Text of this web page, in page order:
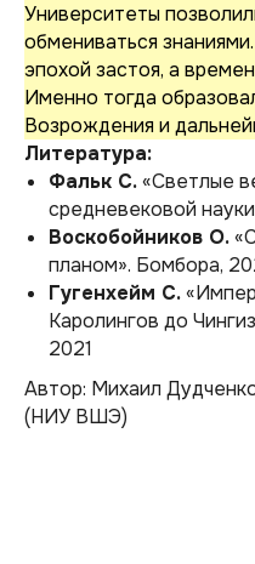
Университеты
обмениваться
эпохой застоя, а
Именно тогда
Возрождения и
Литература:
Фальк С.«Светлые
средневековой
Воскобойников О.
планом». Бомбора,
Гугенхейм С.
Каролингов до
2021
Автор: Михаил
(НИУ ВШЭ)